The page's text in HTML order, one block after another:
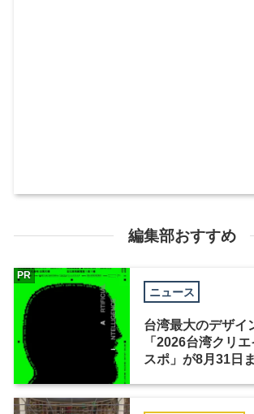
編集部おすすめ
ニュース
台湾最大のデザイ
「2026台湾クリ
スポ」が8月31日
PR